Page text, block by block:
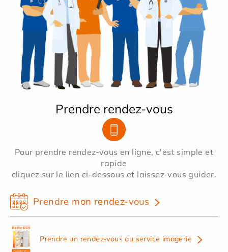
Prendre rendez-vous
Pour prendre rendez-vous en ligne, c'est simple et
rapide
cliquez sur le lien ci-dessous et laissez-vous guider.
Prendre mon rendez-vous
Prendre un rendez-vous au service imagerie